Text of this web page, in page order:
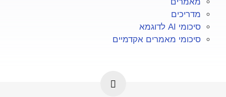
מדריכים
סיכומי AI לדוגמא
סיכומי מאמרים אקדמיים